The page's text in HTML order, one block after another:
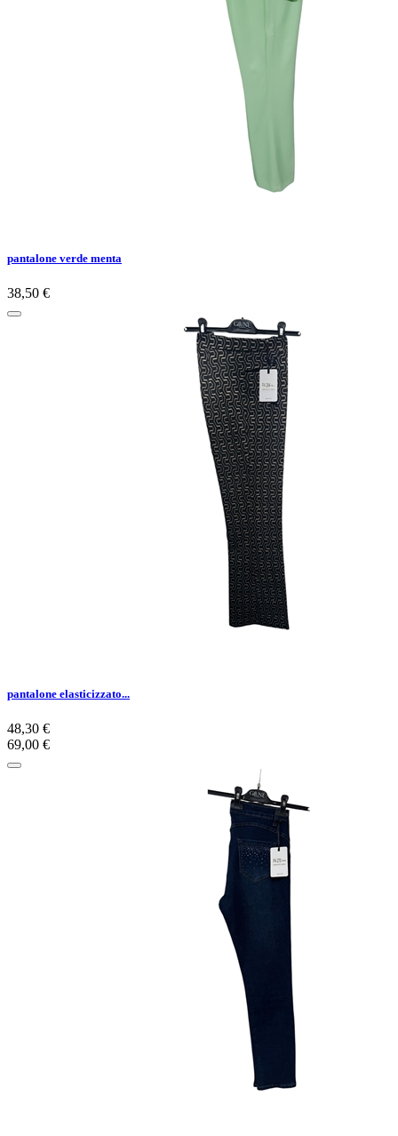
pantalone verde menta
38,50 €
pantalone elasticizzato...
48,30 €
69,00 €